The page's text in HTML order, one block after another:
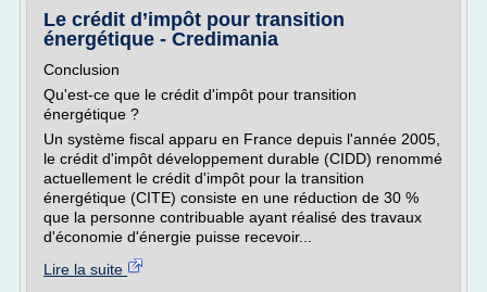
Le crédit d’impôt pour transition
énergétique - Credimania
Conclusion
Qu'est-ce que le crédit d'impôt pour transition
énergétique ?
Un système fiscal apparu en France depuis l'année 2005,
le crédit d'impôt développement durable (CIDD) renommé
actuellement le crédit d'impôt pour la transition
énergétique (CITE) consiste en une réduction de 30 %
que la personne contribuable ayant réalisé des travaux
d'économie d'énergie puisse recevoir...
Lire la suite